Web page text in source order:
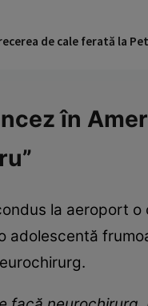
de cale ferată la
în
la aeroport